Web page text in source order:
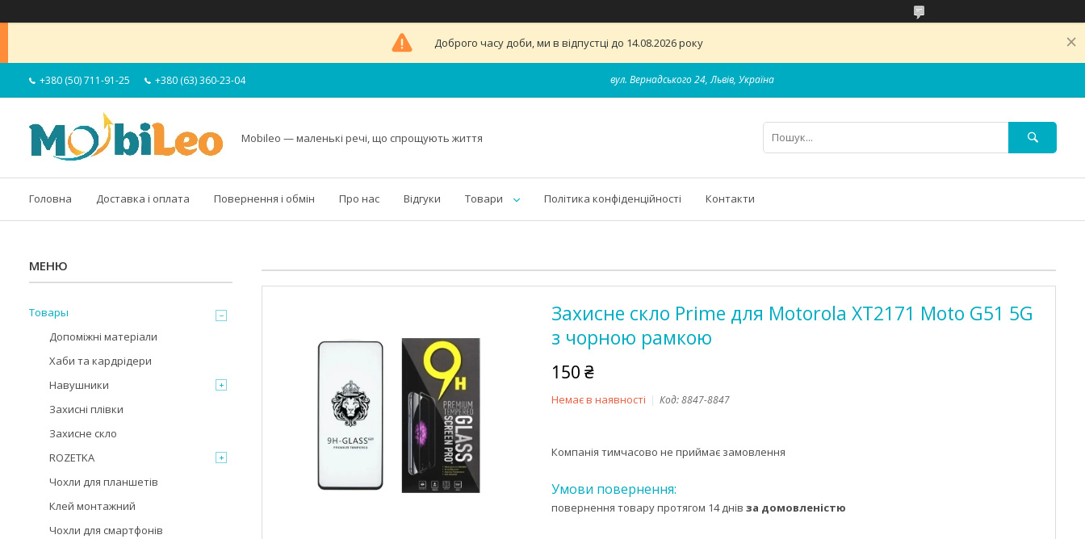
Доброго часу доби, ми в відпустці до 14.08.2026 року
+380 (50) 711-91-25 +380 (63) 360-23-04 вул. Вернадського 24, Львів, Україна
Mobileo — маленькі речі, що спрощують життя
Головна Доставка і оплата Повернення і обмін Про нас Відгуки Товари Політика конфіденційності Контакти
Захисне скло Prime для Motorola XT2171 Moto G51 5G
з чорною рамкою
150 ₴
Немає в наявності Код:8847-8847
Компанія тимчасово не приймає замовлення
повернення товару протягом 14 днів за домовленістю
Товары
Допоміжні матеріали
Хаби та кардрідери
Навушники
Захисні плівки
Захисне скло
ROZETKA
Чохли для планшетів
Клей монтажний
Чохли для смартфонів